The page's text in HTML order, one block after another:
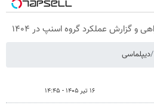
و گزارش عملکرد گروه اسنپ در ۱۴۰۴
دیپلماسی
۱۶ تیر ۱۴۰۵ - ۱۴:۴۵